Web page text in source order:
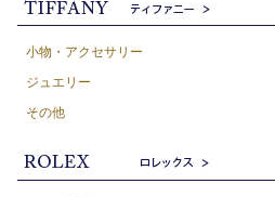
小物・アクセサリー
ジュエリー
その他